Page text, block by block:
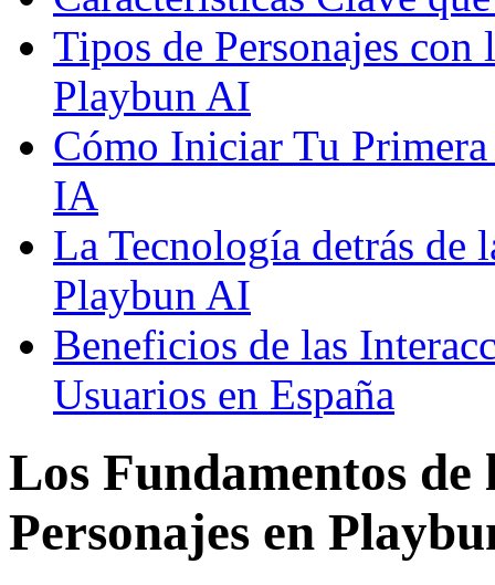
Tipos de Personajes con
Playbun AI
Cómo Iniciar Tu
IA
La Tecnología detrás de
Playbun AI
Beneficios de las
Usuarios en España
Los Fundamentos
Personajes en